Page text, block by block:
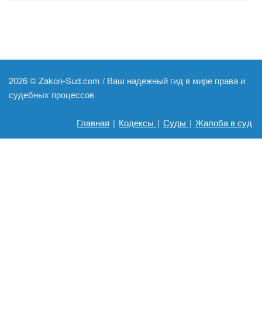
2026 ©Zakon-Sud.com / Ваш надежный гид в мире права и
судебных процессов
Главная | Кодексы | Суды | Жалоба в суд